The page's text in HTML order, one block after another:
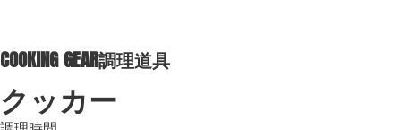
COOKING GEAR調理道具
クッカー